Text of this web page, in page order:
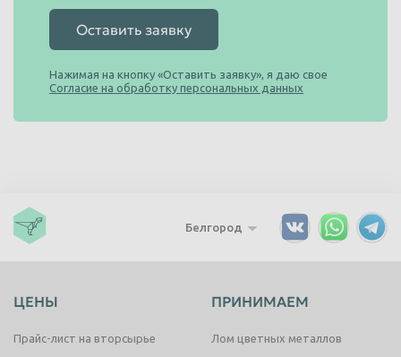
Оставить заявку
Нажимая на кнопку «Оставить заявку», я даю свое
Согласие на обработку персональных данных
Белгород
ЦЕНЫ
Прайс-лист на вторсырье
ПРИНИМАЕМ
Лом цветных металлов